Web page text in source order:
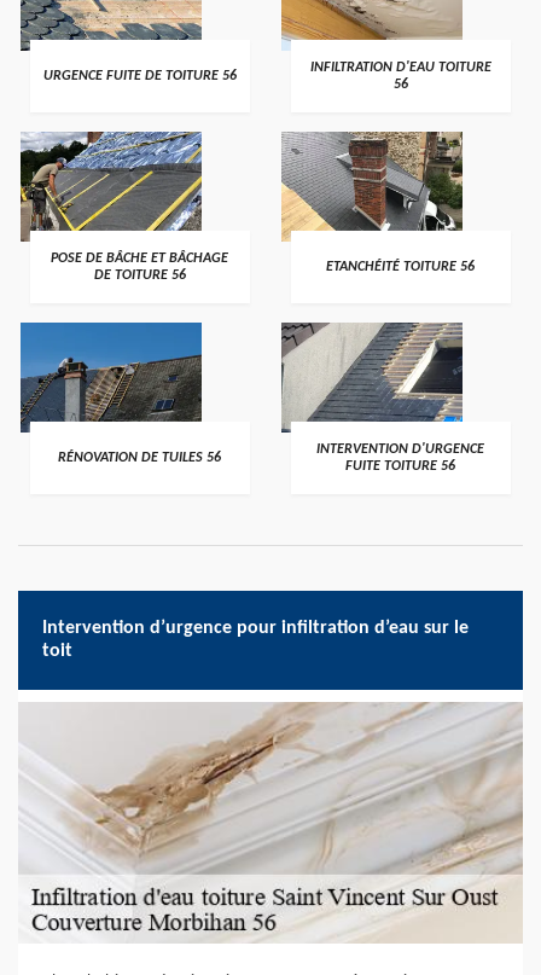
>
URGENCE FUITE DE TOITURE 56 >
INFILTRATION D'EAU TOITURE
56
>
POSE DE BÂCHE ET BÂCHAGE
DE TOITURE 56
>
ETANCHÉITÉ TOITURE 56
>
RÉNOVATION DE TUILES 56 >
INTERVENTION D'URGENCE
FUITE TOITURE 56
Intervention d’urgence pour infiltration d’eau sur le
toit